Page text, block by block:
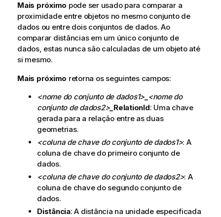
Mais próximo pode ser usado para comparar a
proximidade entre objetos no mesmo conjunto de
dados ou entre dois conjuntos de dados. Ao
comparar distâncias em um único conjunto de
dados, estas nunca são calculadas de um objeto até
si mesmo.
Mais próximo retorna os seguintes campos:
<nome do conjunto de dados1> <nome do
conjunto de dados2>_RelationId: Uma chave
gerada para a relação entre as duas
geometrias.
<coluna de chave do conjunto de dados1>: A
coluna de chave do primeiro conjunto de
dados.
<coluna de chave do conjunto de dados2>: A
coluna de chave do segundo conjunto de
dados.
Distância: A distância na unidade especificada